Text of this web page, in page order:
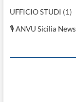
UFFICIO STUDI (1)
🎙 ANVU Sicilia News